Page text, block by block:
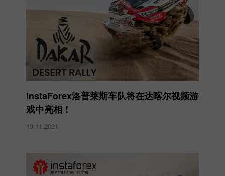
InstaForex洛普莱斯车队将在达喀尔视频游
戏中亮相！
19.11.2021